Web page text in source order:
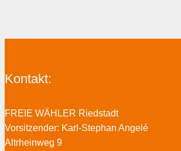
Kontakt:
FREIE WÄHLER Riedstadt
Vorsitzender: Karl-Stephan Angelé
Altrheinweg 9